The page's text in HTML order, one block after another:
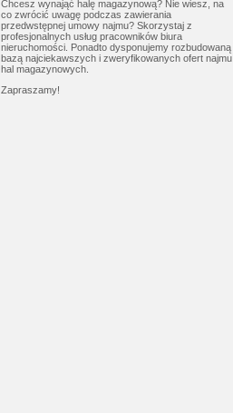
Chcesz wynająć halę magazynową? Nie wiesz, na
co zwrócić uwagę podczas zawierania
przedwstępnej umowy najmu? Skorzystaj z
profesjonalnych usług pracowników biura
nieruchomości. Ponadto dysponujemy rozbudowaną
bazą najciekawszych i zweryfikowanych ofert najmu
hal magazynowych.
Zapraszamy!